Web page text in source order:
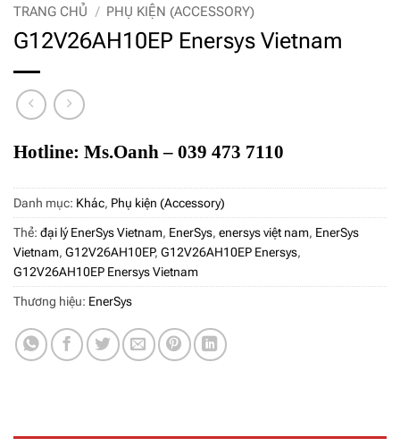
TRANG CHỦ / PHỤ KIỆN (ACCESSORY)
G12V26AH10EP Enersys Vietnam
Hotline: Ms.Oanh – 039 473 7110
Danh mục: Khác, Phụ kiện (Accessory)
Thẻ: đại lý EnerSys Vietnam, EnerSys, enersys việt nam, EnerSys
Vietnam, G12V26AH10EP, G12V26AH10EP Enersys,
G12V26AH10EP Enersys Vietnam
Thương hiệu: EnerSys